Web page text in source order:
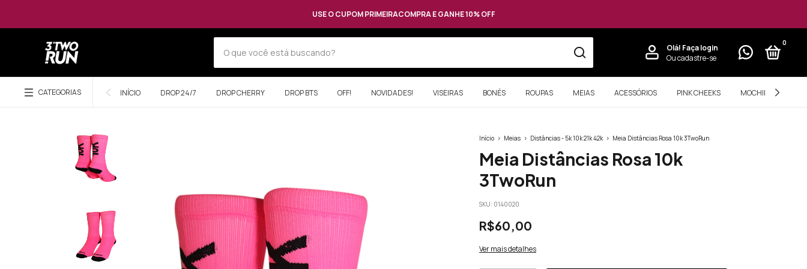
USE O CUPOM PRIMEIRACOMPRA E GANHE 10% OFF
Olá! Faça login
Ou cadastre-se
0
CATEGORIAS INÍCIO DROP 24/7 DROP CHERRY DROP BTS OFF! NOVIDADES! VISEIRAS BONÉS ROUPAS MEIAS ACESSÓRIOS PINK CHEEKS MOCHILAS
Início > Meias > Distâncias - 5k 10k 21k 42k > Meia Distâncias Rosa 10k 3TwoRun
Meia Distâncias Rosa 10k
3TwoRun
SKU: 0140020
R$60,00
Ver mais detalhes